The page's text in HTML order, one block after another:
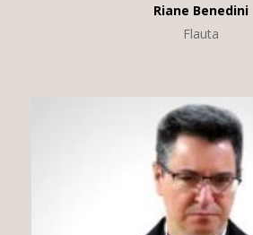
Riane Benedini
Flauta